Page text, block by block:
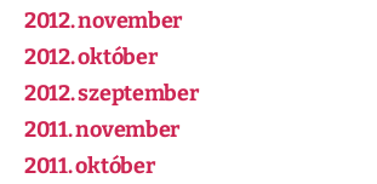
2012. november
2012. október
2012. szeptember
2011. november
2011. október